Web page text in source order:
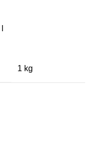
1 kg